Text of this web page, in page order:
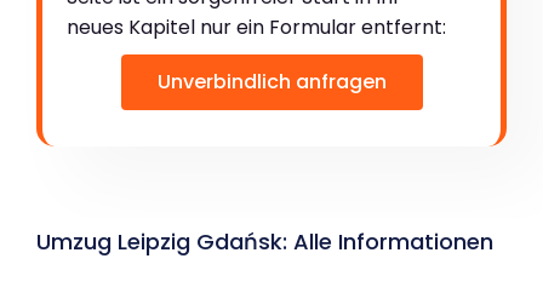
neues Kapitel nur ein Formular entfernt:
Unverbindlich anfragen
Umzug Leipzig Gdańsk: Alle Informationen